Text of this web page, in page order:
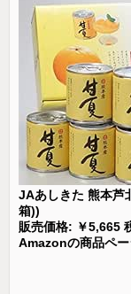
JAあしきた 熊本芦
箱))
販売価格: ￥5,665
Amazonの商品ペ